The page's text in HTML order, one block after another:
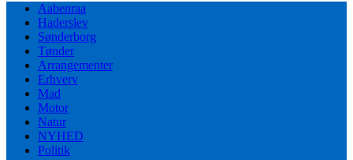
Aabenraa
Haderslev
Sønderborg
Tønder
Arrangementer
Erhverv
Mad
Motor
Natur
NYHED
Politik